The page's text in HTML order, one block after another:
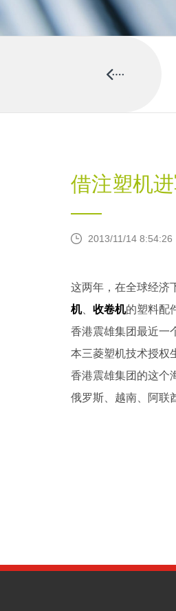
借注塑机
2013/11/14 8:54:26
这两年，在全球经济
机、收卷机的塑料配
香港震雄集团最近一
本三菱塑机技术授权
香港震雄集团的这个
俄罗斯、越南、阿联